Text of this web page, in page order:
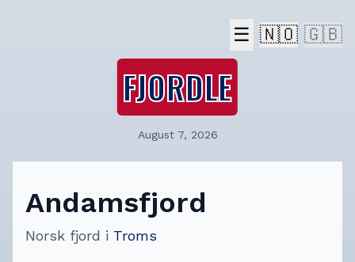
☰ 🇳🇴 🇬🇧
FJORDLE
August 7, 2026
Andamsfjord
Norsk fjord i Troms